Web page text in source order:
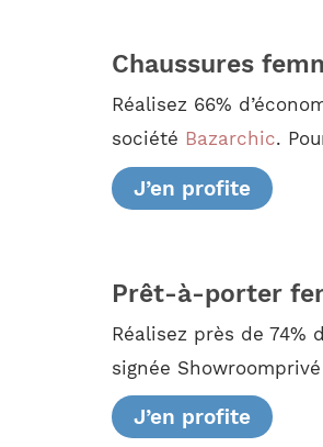
Chaussures
Réalisez 66%
société Bazarchic.
J’en profite
Prêt-à-porter
Réalisez près de
signée
J’en profite